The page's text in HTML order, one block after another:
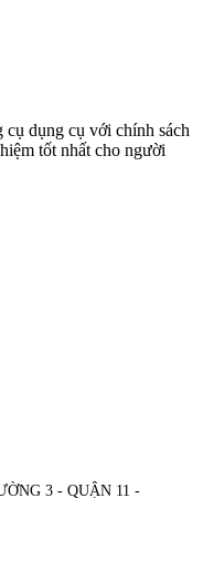
dụng cụ với chính sách
tốt nhất cho người
3 - QUẬN 11 -